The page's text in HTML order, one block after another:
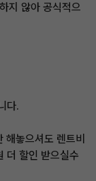
지 않아 공식적으
다.
놓으셔도 렌트비
할인 받으실수